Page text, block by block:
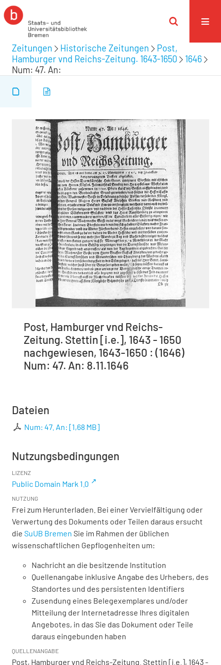
Zeitungen Historische Zeitungen
Post,
Hamburger vnd Reichs-Zeitung. 1643-1650
1646
Num: 47. An:
Post, Hamburger vnd Reichs-
Zeitung. Stettin [i.e.], 1643 - 1650
nachgewiesen, 1643-1650 : (1646)
Num: 47. An: 8.11.1646
Dateien
Num: 47. An: [1,68 MB]
Nutzungsbedingungen
LIZENZ
Public Domain Mark 1.0
NUTZUNG
Frei zum Herunterladen. Bei einer Vervielfältigung oder
Verwertung des Dokuments oder Teilen daraus ersucht
die SuUB Bremen Sie im Rahmen der üblichen
wissenschaftlichen Gepflogenheiten um:
Nachricht an die besitzende Institution
Quellenangabe inklusive Angabe des Urhebers, des
Standortes und des persistenten Identifiers
Zusendung eines Belegexemplares und/oder
Mitteilung der Internetadresse Ihres digitalen
Angebotes, in das Sie das Dokument oder Teile
daraus eingebunden haben
QUELLENANGABE
Post, Hamburger vnd Reichs-Zeitung. Stettin [i.e.], 1643 -